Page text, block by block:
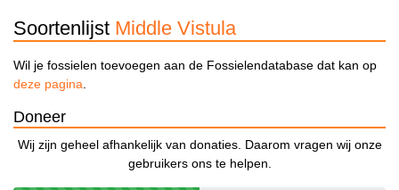
Soortenlijst Middle Vistula
Wil je fossielen toevoegen aan de Fossielendatabase dat kan op
deze pagina.
Doneer
Wij zijn geheel afhankelijk van donaties. Daarom vragen wij onze
gebruikers ons te helpen.